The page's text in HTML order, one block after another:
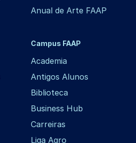
Anual de Arte FAAP
Campus FAAP
Academia
Antigos Alunos
Biblioteca
Business Hub
Carreiras
Liga Agro